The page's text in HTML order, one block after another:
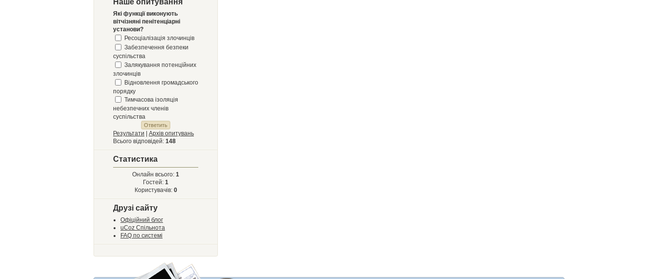
Наше опитування
Які функції виконують
вітчізняні пенітенціарні
установи?
Ресоціалізація злочинців
Забезпечення безпеки
суспільства
Залякування потенційних
злочинців
Відновлення громадського
порядку
Тимчасова ізоляція
небезпечних членів
суспільства
Результати
Архів опитувань
Всього відповідей: 148
Статистика
Онлайн всього: 1
Гостей: 1
Користувачів: 0
Друзі сайту
Офіційний блог
uCoz Спільнота
FAQ по системі